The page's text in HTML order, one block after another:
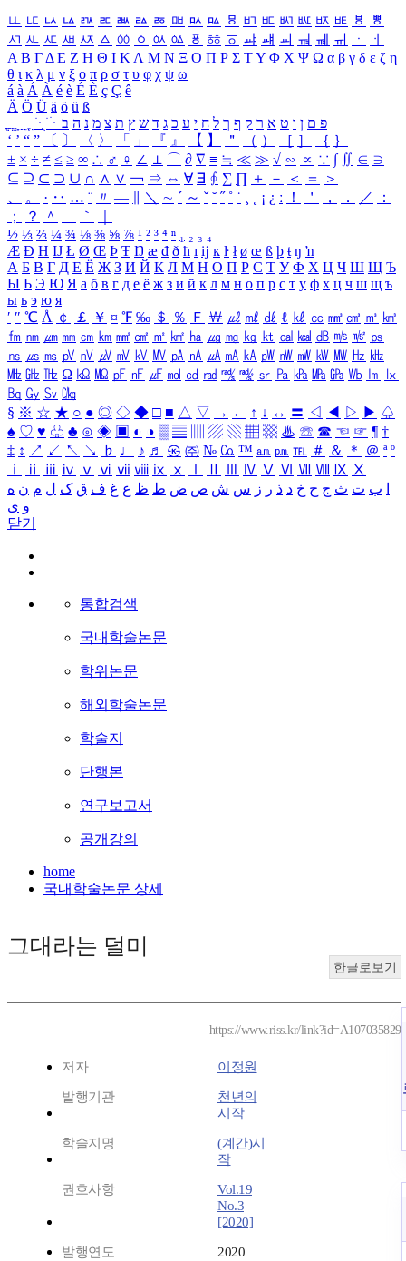
ㅥ ㅦ ㅧ ㅨ ㅩ ㅪ ㅫ ㅬ ㅭ ㅮ ㅯ ㅰ ㅱ ㅲ ㅳ ㅴ ㅵ ㅶ ㅷ ㅸ
ㅹ
ㅺ ㅻ ㅼ ㅽ ㅾ ㅿ ㆀ ㆁ ㆂ ㆃ ㆄ ㆅ ㆆ ㆇ ㆈ ㆉ ㆊ ㆋ ㆌ ㆍ
ㆎ
Α Β ΓΔ Ε Ζ Η Θ Ι ΚΛ Μ Ν Ξ Ο Π Ρ Σ ΤΥ Φ Χ Ψ Ω α β γ δ ε ζ η
θ ι κ λ μ ν ξ ο π ρ σ τ υ φ χ ψ ω
á à Á À é è É È ç Ç ê
Ä Ö Ü ä ö ü ß
ִֶֹ ֻּ ׁׂ פ ם ן ו ט א ר ק ף ך ל ח י ע כ ג ד ש ץ ת צ מ נ ה ב
‘ ’ “ ” 〔 〕 〈 〉 「 」 『 』 【 】 ＂ （ ） ［ ］ ｛ ｝
± × ÷ ≠ ≤ ≥ ∞ ∴ ♂ ♀ ∠ ⊥ ⌒ ∂ ∇ ≡ ≒ ≪ ≫ √ ∽ ∝ ∵ ∫ ∬ ∈ ∋
⊆ ⊇ ⊂ ⊃ ∪ ∩ ∧ ∨ ￢ ⇒ ⇔ ∀ ∃ ∮ ∑ ∏ ＋ － ＜ ＝
＞
、
。 · ‥ … ¨ 〃 ― ＼ ∼ ´ ～ ˇ ˘ ˝ ˚ ˙ ¸ ¡ ¿ ː ！ ＇ ， ． ／
：
；
？ ＾ ｀
½ ⅓ ⅔ ¼ ¾ ⅛ ⅜ ⅝ ⅞ ¹ ² ³ ⁴ ⁿ ₁ ₂ ₃ ₄
Æ Ð Ħ Ĳ Ł Ø Œ Þ Ŧ Ŋ æ đ ð ħ ı ĳ ĸ ŀ ł ø œ ß þ ŧ ŋ ŉ
А Б В Г Д Е Ё Ж З И Й К Л М Н О П Р С Т У Ф Х Ц Ч Ш Щ Ъ
Ы Ь Э Ю Я а б в г д е ё ж з и й к л м н о п р с т у ф х ц ч ш щ ъ
ы ь э ю я
′ ″ ℃ Å ￠ ￡ ￥ ¤ ℉ ‰ ＄ ％ Ｆ ￦ ㎕ ㎖ ㎗ ℓ ㎘ ㏄ ㎣ ㎤ ㎥ ㎦
㎙ ㎚ ㎛ ㎜ ㎝ ㎞ ㎟ ㎠ ㎡ ㎢ ㏊ ㎍ ㎎ ㎏ ㏏ ㎈ ㎉ ㏈ ㎧ ㎨ ㎰
㎱ ㎲ ㎳ ㎴ ㎵ ㎶ ㎷ ㎸ ㎹ ㎀ ㎁ ㎂ ㎃ ㎄ ㎺ ㎻ ㎽ ㎾ ㎿ ㎐ ㎑
㎒ ㎓ ㎔ Ω ㏀ ㏁ ㎊ ㎋ ㎌ ㏖ ㏅ ㎭ ㎮ ㎯ ㏛ ㎩ ㎪ ㎫ ㎬ ㏝ ㏐
㏓
㏃ ㏉ ㏜ ㏆
§ ※ ☆ ★ ○ ● ◎ ◇ ◆ □ ■ △ ▽ → ← ↑ ↓ ↔ 〓 ◁ ◀ ▷ ▶ ♤
♠ ♡ ♥ ♧ ♣ ⊙ ◈ ▣ ◐ ◑ ▒ ▤ ▨ ▧ ▦ ▩ ♨ ☏ ☎ ☜ ☞ ¶ †
‡ ↕ ↗ ↙ ↖ ↘ ♭ ♩ ♪ ♬ ㉿ ㈜ № ㏇ ™ ㏂ ㏘ ℡ ＃ ＆ ＊ ＠ ª º
ⅰ
ⅱ ⅲ ⅳ ⅴ ⅵ ⅶ ⅷ ⅸ ⅹ Ⅳ Ⅴ Ⅵ Ⅶ Ⅷ Ⅸ Ⅹ
ب ت ث ج ح خ د ذ ر ز س ش ص ض ط ظ ع غ ف ق ک ل م ن ه
و ی
닫기
통합검색
국내학술논문
학위논문
해외학술논문
학술지
단행본
연구보고서
공개강의
home
국내학술논문 상세
그대라는 덜미
한글로보기
https://www.riss.kr/link?id=A107035829
저자 이정원
발행기관
천년의
시작
학술지명
(계간)시
작
권호사항
Vol.19
No.3
[2020]
발행연도 2020